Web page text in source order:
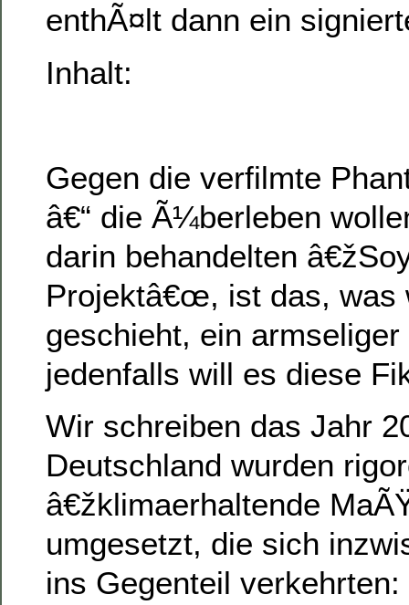
enthÃ¤lt dann ein
Inhalt:
Gegen die verfilmte
â€“ die Ã¼berleben
darin behandelten
Projektâ€œ, ist das, was
geschieht, ein
jedenfalls will es diese
Wir schreiben das Jahr
Deutschland wurden
â€žklimaerhaltende
umgesetzt, die sich
ins Gegenteil